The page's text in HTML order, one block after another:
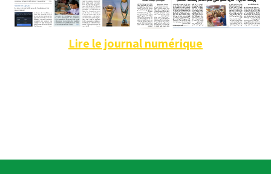
Lire le journal numérique